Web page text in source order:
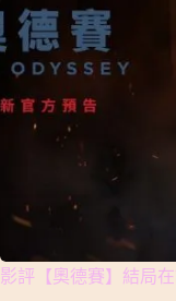
影評【奧德賽】結局